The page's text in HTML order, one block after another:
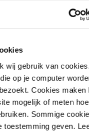
wij gebruik van
op je computer
Cookies maken
mogelijk of meten hoe
Sommige
toestemming geven.